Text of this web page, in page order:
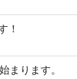
！
まります。